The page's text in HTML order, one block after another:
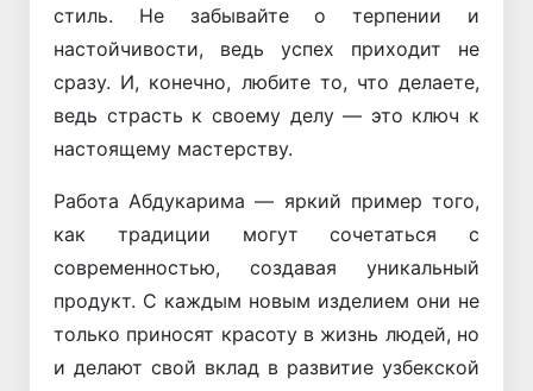
стиль. Не забывайте о терпении и
настойчивости, ведь успех приходит не
сразу. И, конечно, любите то, что делаете,
ведь страсть к своему делу — это ключ к
настоящему мастерству.
Работа Абдукарима — яркий пример того,
как традиции могут сочетаться с
современностью, создавая уникальный
продукт. С каждым новым изделием они не
только приносят красоту в жизнь людей, но
и делают свой вклад в развитие узбекской